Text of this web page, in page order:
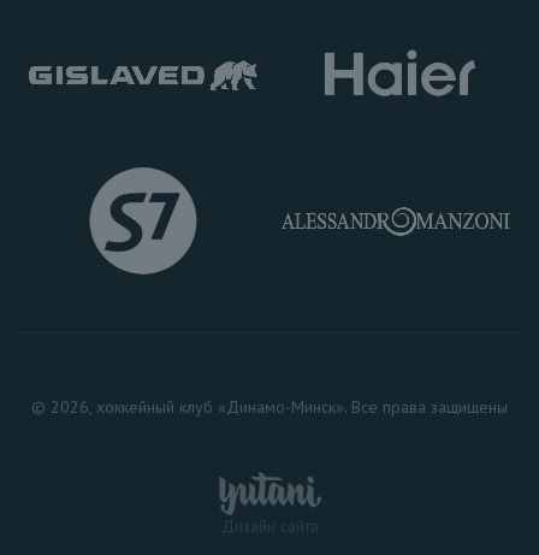
© 2026, хоккейный клуб «Динамо-Минск». Все права защищены
Дизайн сайта